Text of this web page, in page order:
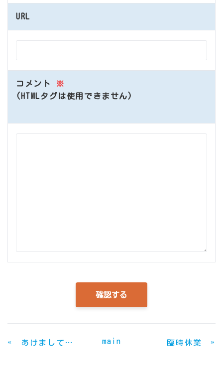
URL
コメント
※
(HTMLタグは使用できません)
« あけましておめでとうございます main 臨時休業 »